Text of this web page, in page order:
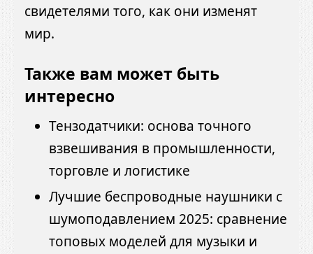
свидетелями того, как они изменят
мир.
Также вам может быть
интересно
Тензодатчики: основа точного
взвешивания в промышленности,
торговле и логистике
Лучшие беспроводные наушники с
шумоподавлением 2025: сравнение
топовых моделей для музыки и